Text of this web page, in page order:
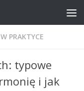
PRAKTYCE
typowe
i jak